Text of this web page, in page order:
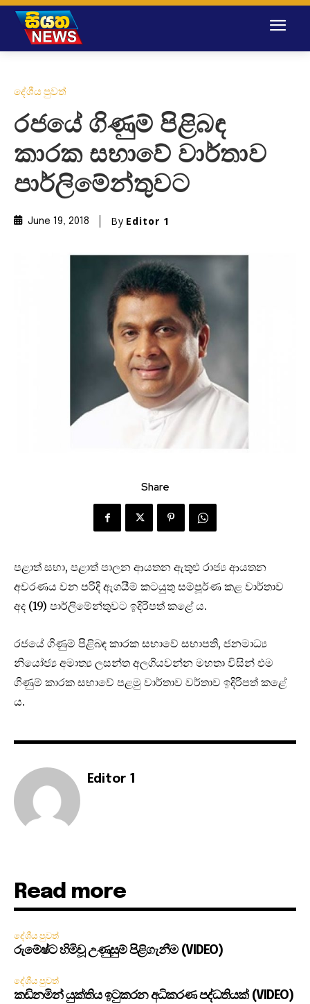
දේශීය පුවත්
රජයේ ගිණුම් පිළිබඳ
කාරක සභාවේ වාර්තාව
පාර්ලිමේන්තුවට
June 19, 2018 By Editor 1
Share
පළාත් සභා, පළාත් පාලන ආයතන ඇතුළු රාජ්‍ය ආයතන
අවරණය වන පරිදි ඇගයීම් කටයුතු සම්පූර්ණ කළ වාර්තාව
අද (19) පාර්ලිමේන්තුවට ඉදිරිපත් කළේ ය.
රජයේ ගිණුම් පිළිබඳ කාරක සභාවේ සභාපති, ජනමාධ්‍ය
නියෝජ්‍ය අමාත්‍ය ලසන්ත අලගියවන්න මහතා විසින් එම
ගිණුම් කාරක සභාවේ පළමු වාර්තාව වර්තාව ඉදිරිපත් කළේ
ය.
Editor 1
Read more
දේශීය පුවත්
රුමේෂ්ට හිමිවූ උණුසුම් පිළිගැනීම (VIDEO)
දේශීය පුවත්
කඩිනමින් යුක්තිය ඉටුකරන අධිකරණ පද්ධතියක් (VIDEO)